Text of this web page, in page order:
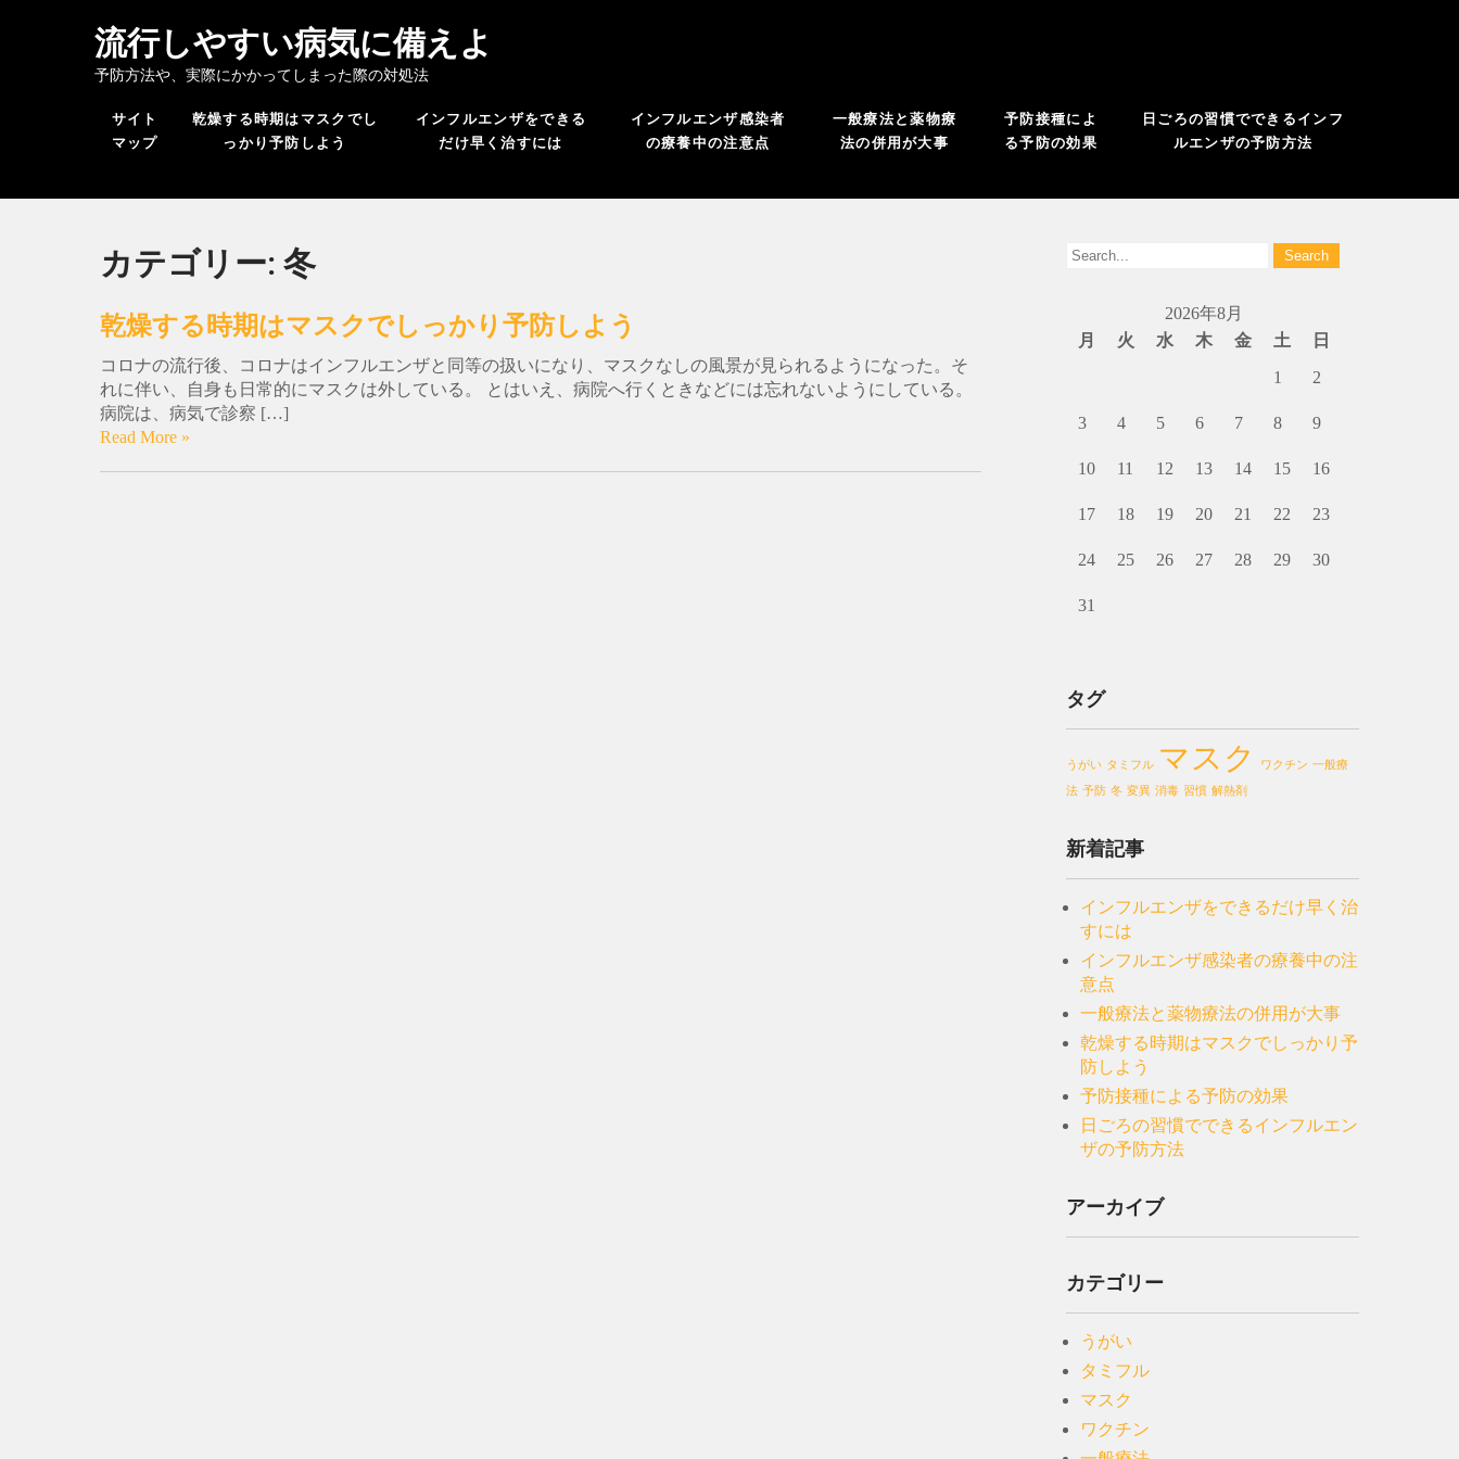
流行しやすい病気に備えよ
予防方法や、実際にかかってしまった際の対処法
サイト
マップ
乾燥する時期はマスクでし
っかり予防しよう
インフルエンザをできる
だけ早く治すには
インフルエンザ感染者
の療養中の注意点
一般療法と薬物療
法の併用が大事
予防接種によ
る予防の効果
日ごろの習慣でできるインフ
ルエンザの予防方法
カテゴリー: 冬
乾燥する時期はマスクでしっかり予防しよう
コロナの流行後、コロナはインフルエンザと同等の扱いになり、マスクなしの風景が見られるようになった。そ
れに伴い、自身も日常的にマスクは外している。 とはいえ、病院へ行くときなどには忘れないようにしている。
病院は、病気で診察 […]
Read More »
2026年8月
月
火 水 木 金 土
日
1
2
3 4 5 6 7 8 9
10 11 12 13 14 15 16
17 18 19 20 21 22 23
24 25 26 27 28 29 30
31
タグ
うがい タミフル マスク ワクチン 一般療
法 予防 冬 変異 消毒 習慣 解熱剤
新着記事
インフルエンザをできるだけ早く治
すには
インフルエンザ感染者の療養中の注
意点
一般療法と薬物療法の併用が大事
乾燥する時期はマスクでしっかり予
防しよう
予防接種による予防の効果
日ごろの習慣でできるインフルエン
ザの予防方法
アーカイブ
カテゴリー
うがい
タミフル
マスク
ワクチン